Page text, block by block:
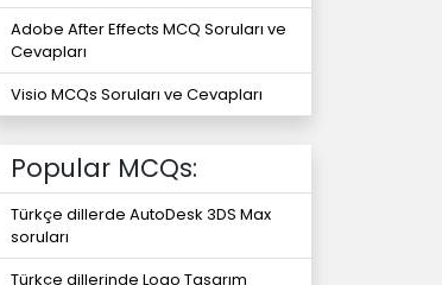
Adobe After Effects MCQ Soruları ve
Cevapları
Visio MCQs Soruları ve Cevapları
Popular MCQs:
Türkçe dillerde AutoDesk 3DS Max
soruları
Türkçe dillerinde Logo Tasarım